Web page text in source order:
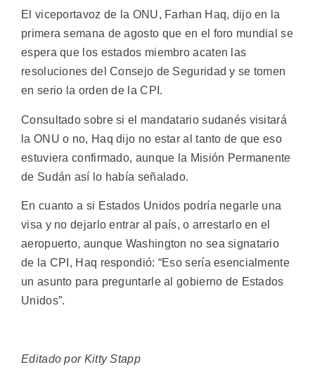
El viceportavoz de la ONU, Farhan Haq, dijo en la
primera semana de agosto que en el foro mundial se
espera que los estados miembro acaten las
resoluciones del Consejo de Seguridad y se tomen
en serio la orden de la CPI.
Consultado sobre si el mandatario sudanés visitará
la ONU o no, Haq dijo no estar al tanto de que eso
estuviera confirmado, aunque la Misión Permanente
de Sudán así lo había señalado.
En cuanto a si Estados Unidos podría negarle una
visa y no dejarlo entrar al país, o arrestarlo en el
aeropuerto, aunque Washington no sea signatario
de la CPI, Haq respondió: “Eso sería esencialmente
un asunto para preguntarle al gobierno de Estados
Unidos”.
Editado por Kitty Stapp